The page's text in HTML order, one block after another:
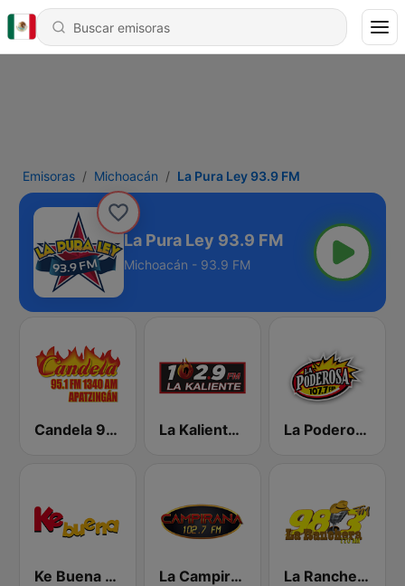
Emisoras Michoacán La Pura Ley 93.9 FM
La Pura Ley 93.9 FM
Michoacán - 93.9 FM
Candela 95.1 Apatzingán La Kaliente 102.9 FM La Poderosa Aguascalientes
Ke Buena 92.9 FM La Campirana de Irapuato La Ranchera Apatzingán